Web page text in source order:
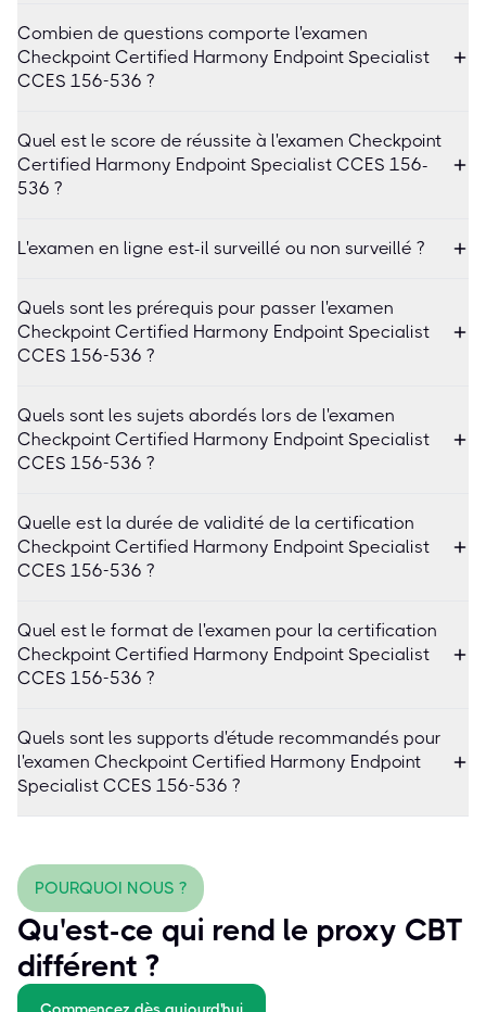
Combien de questions comporte l'examen
Checkpoint Certified Harmony Endpoint Specialist
CCES 156-536 ?
Quel est le score de réussite à l'examen Checkpoint
Certified Harmony Endpoint Specialist CCES 156-
536 ?
L'examen en ligne est-il surveillé ou non surveillé ?
Quels sont les prérequis pour passer l'examen
Checkpoint Certified Harmony Endpoint Specialist
CCES 156-536 ?
Quels sont les sujets abordés lors de l'examen
Checkpoint Certified Harmony Endpoint Specialist
CCES 156-536 ?
Quelle est la durée de validité de la certification
Checkpoint Certified Harmony Endpoint Specialist
CCES 156-536 ?
Quel est le format de l'examen pour la certification
Checkpoint Certified Harmony Endpoint Specialist
CCES 156-536 ?
Quels sont les supports d'étude recommandés pour
l'examen Checkpoint Certified Harmony Endpoint
Specialist CCES 156-536 ?
POURQUOI NOUS ?
Qu'est-ce qui rend le proxy CBT
différent ?
Commencez dès aujourd'hui